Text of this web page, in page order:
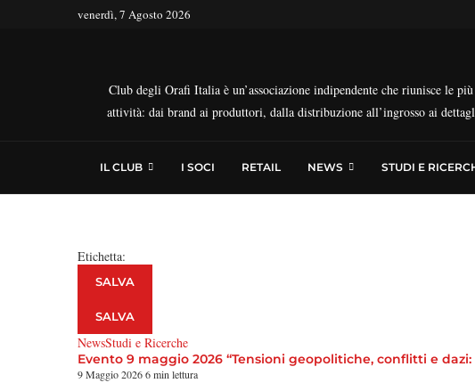
venerdì, 7 Agosto 2026
Club degli Orafi Italia è un’associazione indipendente che riunisce le
attività: dai brand ai produttori, dalla distribuzione all’ingrosso ai
IL CLUB I SOCI RETAIL NEWS STUDI E
Etichetta:
SALVA
SALVA
NewsStudi e Ricerche
Evento 9 maggio 2026 “Tensioni geopolitiche, conflitti e
9 Maggio 20266 min lettura